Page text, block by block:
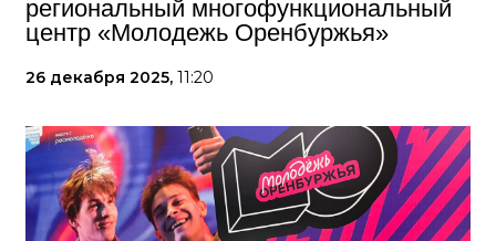
региональный многофункциональный
центр «Молодежь Оренбуржья»
26 декабря 2025, 11:20